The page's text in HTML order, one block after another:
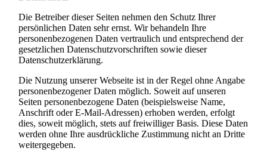
Die Betreiber dieser Seiten nehmen den Schutz Ihrer
persönlichen Daten sehr ernst. Wir behandeln Ihre
personenbezogenen Daten vertraulich und entsprechend der
gesetzlichen Datenschutzvorschriften sowie dieser
Datenschutzerklärung.
Die Nutzung unserer Webseite ist in der Regel ohne Angabe
personenbezogener Daten möglich. Soweit auf unseren
Seiten personenbezogene Daten (beispielsweise Name,
Anschrift oder E-Mail-Adressen) erhoben werden, erfolgt
dies, soweit möglich, stets auf freiwilliger Basis. Diese Daten
werden ohne Ihre ausdrückliche Zustimmung nicht an Dritte
weitergegeben.